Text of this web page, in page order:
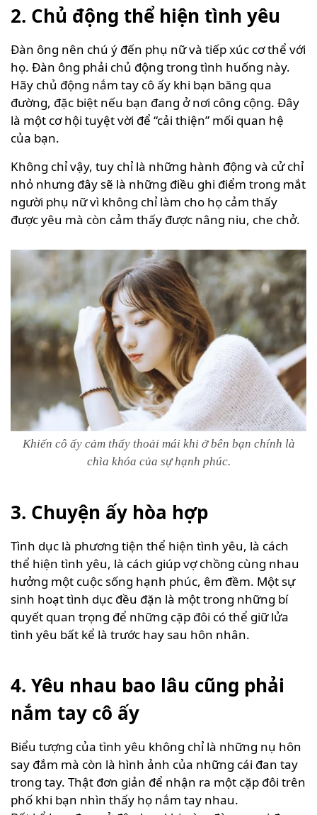
2. Chủ động thể hiện tình yêu
Đàn ông nên chú ý đến phụ nữ và tiếp xúc cơ thể với
họ. Đàn ông phải chủ động trong tình huống này.
Hãy chủ động nắm tay cô ấy khi bạn băng qua
đường, đặc biệt nếu bạn đang ở nơi công cộng. Đây
là một cơ hội tuyệt vời để “cải thiện” mối quan hệ
của bạn.
Không chỉ vậy, tuy chỉ là những hành động và cử chỉ
nhỏ nhưng đây sẽ là những điều ghi điểm trong mắt
người phụ nữ vì không chỉ làm cho họ cảm thấy
được yêu mà còn cảm thấy được nâng niu, che chở.
Khiến cô ấy cảm thấy thoải mái khi ở bên bạn chính là
chìa khóa của sự hạnh phúc.
3. Chuyện ấy hòa hợp
Tình dục là phương tiện thể hiện tình yêu, là cách
thể hiện tình yêu, là cách giúp vợ chồng cùng nhau
hưởng một cuộc sống hạnh phúc, êm đềm. Một sự
sinh hoạt tình dục đều đặn là một trong những bí
quyết quan trọng để những cặp đôi có thể giữ lửa
tình yêu bất kể là trước hay sau hôn nhân.
4. Yêu nhau bao lâu cũng phải
nắm tay cô ấy
Biểu tượng của tình yêu không chỉ là những nụ hôn
say đắm mà còn là hình ảnh của những cái đan tay
trong tay. Thật đơn giản để nhận ra một cặp đôi trên
phố khi bạn nhìn thấy họ nắm tay nhau.